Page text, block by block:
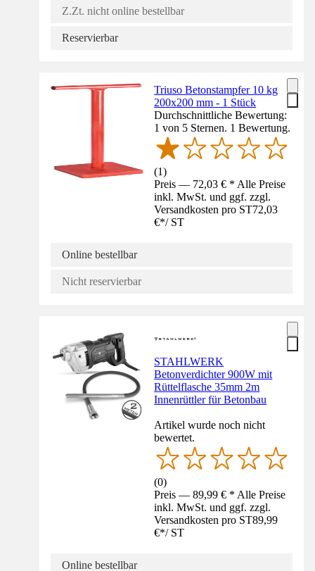
Z.Zt. nicht online bestellbar
Reservierbar
Triuso Betonstampfer 10 kg
200x200 mm - 1 Stück
Durchschnittliche Bewertung:
1 von 5 Sternen. 1 Bewertung.
(1)
Preis — 72,03 € * Alle Preise
inkl. MwSt. und ggf. zzgl.
Versandkosten pro ST72,03
€*/ ST
Online bestellbar
Nicht reservierbar
STAHLWERK
Betonverdichter 900W mit
Rüttelflasche 35mm 2m
Innenrüttler für Betonbau
Artikel wurde noch nicht
bewertet.
(0)
Preis — 89,99 € * Alle Preise
inkl. MwSt. und ggf. zzgl.
Versandkosten pro ST89,99
€*/ ST
Online bestellbar